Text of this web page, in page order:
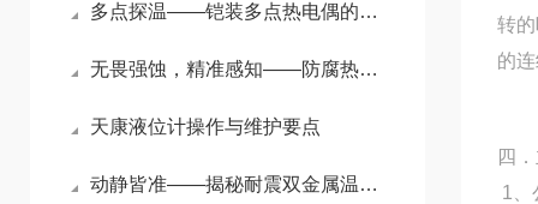
多点探温——铠装多点热电偶的原理与选型指南
无畏强蚀，精准感知——防腐热电偶护航苛刻工况温度测量
天康液位计操作与维护要点
动静皆准——揭秘耐震双金属温度计在强振动环境下的测温奥秘
转
的
四
1、